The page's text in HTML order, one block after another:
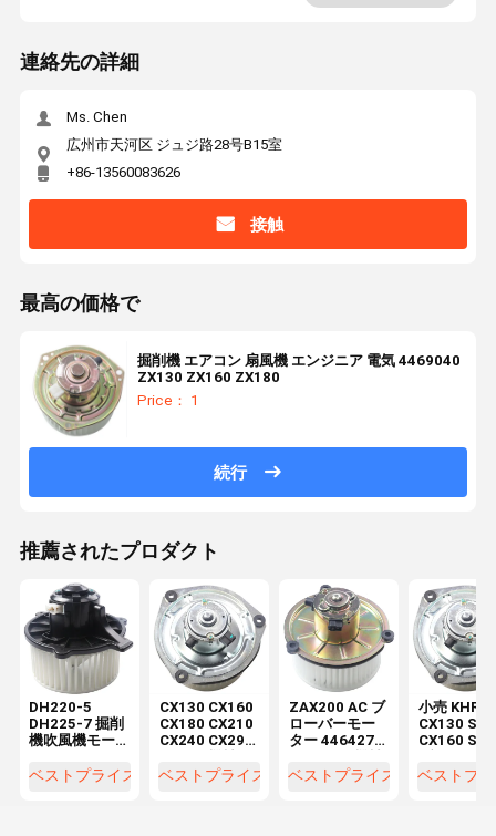
連絡先の詳細
Ms. Chen
広州市天河区 ジュジ路28号B15室
+86-13560083626
接触
最高の価格で
掘削機 エアコン 扇風機 エンジニア 電気 4469040
ZX130 ZX160 ZX180
Price： 1
続行
推薦されたプロダクト
DH220-5
DH225-7 掘削
機吹風機モー
K1040112 コ
ベストプライス
CX130 CX160
CX180 CX210
CX240 CX290
理工房 電機
ベストプライス
ZAX200 AC ブ
ローバーモー
ター 4464276
修理工場の掘
ベストプライス
小売
CX130
CX160
ーター
ベストプ